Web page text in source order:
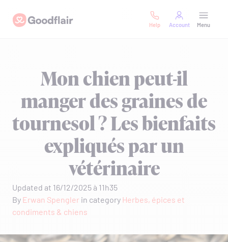
content
Goodflair
Help Account Menu
Mon chien peut-il
manger des graines de
tournesol ? Les bienfaits
expliqués par un
vétérinaire
Updated at 16/12/2025 à 11h35
By Erwan Spengler in category Herbes, épices et
condiments & chiens